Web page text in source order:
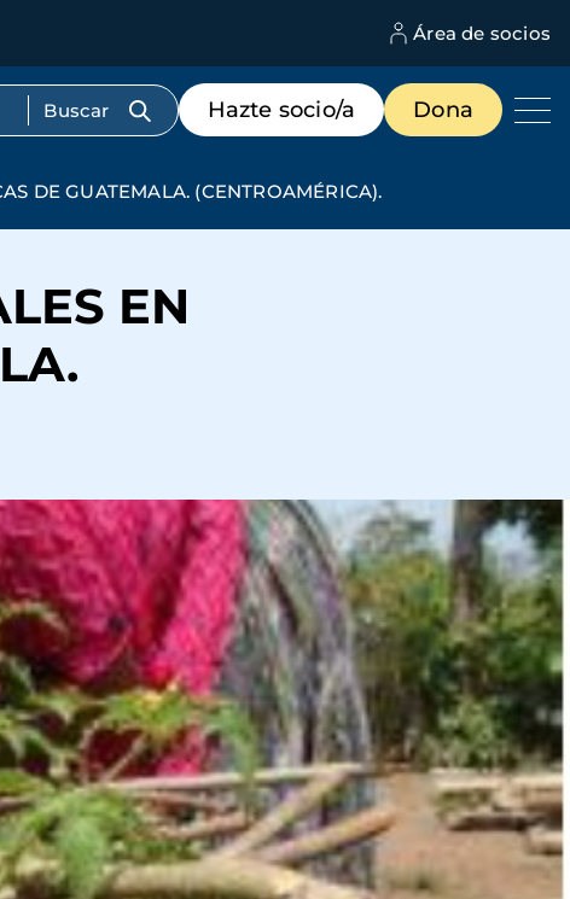
Área de socios
Menú
de
destacados
Hazte socio/a Dona
DE GUATEMALA. (CENTROAMÉRICA).
EN